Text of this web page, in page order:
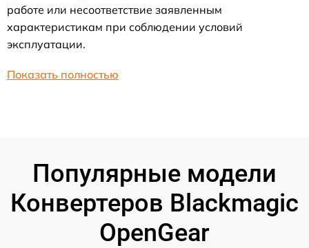
работе или несоответствие заявленным
характеристикам при соблюдении условий
эксплуатации.
Показать полностью
Популярные модели
Конвертеров Blackmagic
OpenGear